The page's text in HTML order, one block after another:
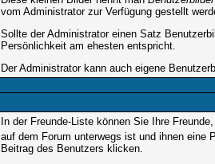
vom Administrator zur Verfügung gestellt
Sollte der Administrator einen Satz
Persönlichkeit am ehesten entspricht.
Der Administrator kann auch eigene
In der Freunde-Liste können Sie Ihre
auf dem Forum unterwegs ist und ihnen eine
Beitrag des Benutzers klicken.